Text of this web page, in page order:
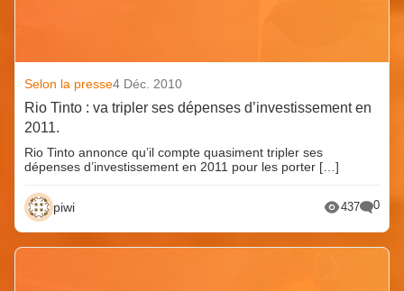
Selon la presse4 Déc. 2010
Rio Tinto : va tripler ses dépenses d’investissement en
2011.
Rio Tinto annonce qu’il compte quasiment tripler ses
dépenses d’investissement en 2011 pour les porter […]
piwi 437 0